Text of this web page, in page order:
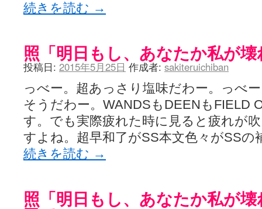
続きを読む →
照「明日もし、あなたか私が
投稿日: 2015年5月25日 作成者: sakiteruichiban
っべー。超あっさり塩味だわー。っべ
そうだわー。WANDSもDEENもFIELD
す。でも実際疲れた時に見ると疲れが
すよね。超早和了がSS本文色々がSS
続きを読む →
照「明日もし、あなたか私が